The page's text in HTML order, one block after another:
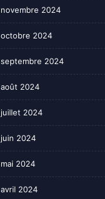
novembre 2024
octobre 2024
septembre 2024
août 2024
juillet 2024
juin 2024
mai 2024
avril 2024